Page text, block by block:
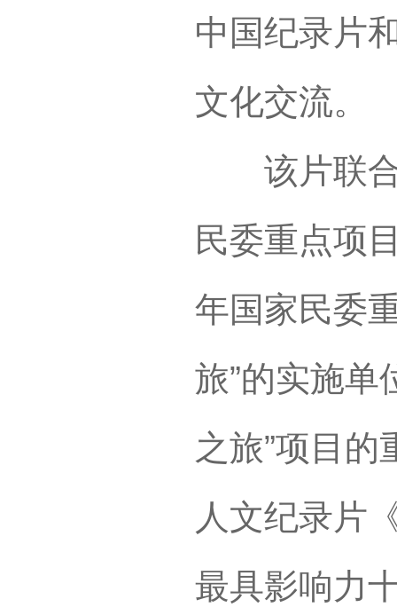
中国纪录片
文化交流。
该片联合
民委重点项
年国家民委
旅”的实施单
之旅”项目
人文纪录片
最具影响力